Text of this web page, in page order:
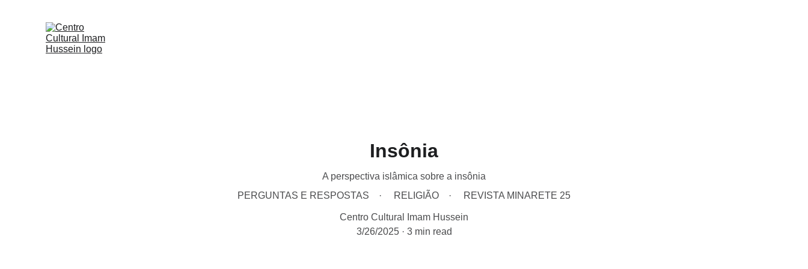
Insônia
A perspectiva islâmica sobre a insônia
PERGUNTAS E RESPOSTAS
RELIGIÃO REVISTA MINARETE 25
Centro Cultural Imam Hussein
3/26/2025
3 min read